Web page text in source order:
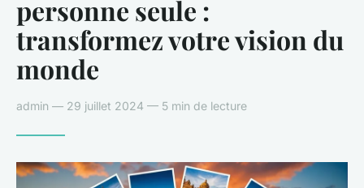
personne seule :
transformez votre vision du
monde
admin — 29 juillet 2024 — 5 min de lecture